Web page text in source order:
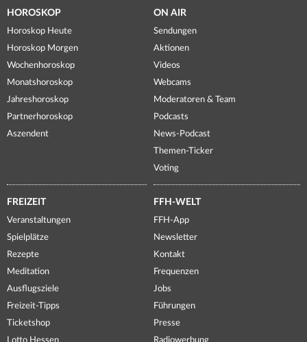
HOROSKOP
Horoskop Heute
Horoskop Morgen
Wochenhoroskop
Monatshoroskop
Jahreshoroskop
Partnerhoroskop
Aszendent
ON AIR
Sendungen
Aktionen
Videos
Webcams
Moderatoren & Team
Podcasts
News-Podcast
Themen-Ticker
Voting
FREIZEIT
Veranstaltungen
Spielplätze
Rezepte
Meditation
Ausflugsziele
Freizeit-Tipps
Ticketshop
Lotto Hessen
FFH-WELT
FFH-App
Newsletter
Kontakt
Frequenzen
Jobs
Führungen
Presse
Radiowerbung